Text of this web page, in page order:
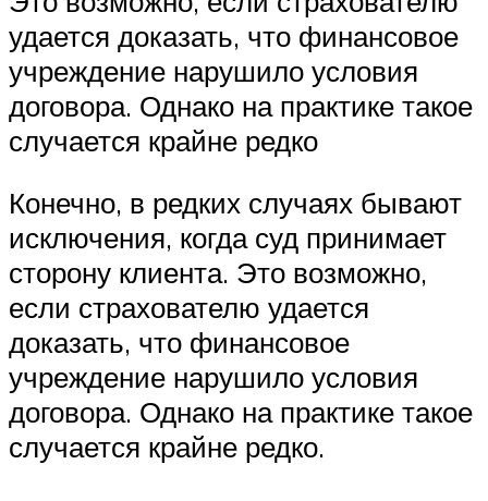
удается доказать, что финансовое
учреждение нарушило условия
договора. Однако на практике такое
случается крайне редко
Конечно, в редких случаях бывают
исключения, когда суд принимает
сторону клиента. Это возможно,
если страхователю удается
доказать, что финансовое
учреждение нарушило условия
договора. Однако на практике такое
случается крайне редко.